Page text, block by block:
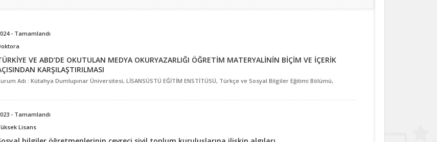
- Tamamlandı
VE ABD’DE OKUTULAN MEDYA OKURYAZARLIĞI ÖĞRETİM MATERYALİNİN BİÇİM VE İÇERİK
KARŞILAŞTIRILMASI
Adı : Kütahya Dumlupınar Üniversitesi, LİSANSÜSTÜ EĞİTİM ENSTİTÜSÜ, Türkçe ve Sosyal Bilgiler Eğitimi Bölümü,
- Tamamlandı
Lisans